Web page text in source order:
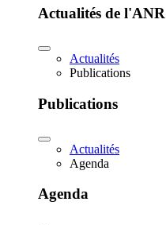
Actualités de l'ANR
Actualités
Publications
Publications
Actualités
Agenda
Agenda